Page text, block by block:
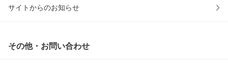
サイトからのお知らせ
その他・お問い合わせ